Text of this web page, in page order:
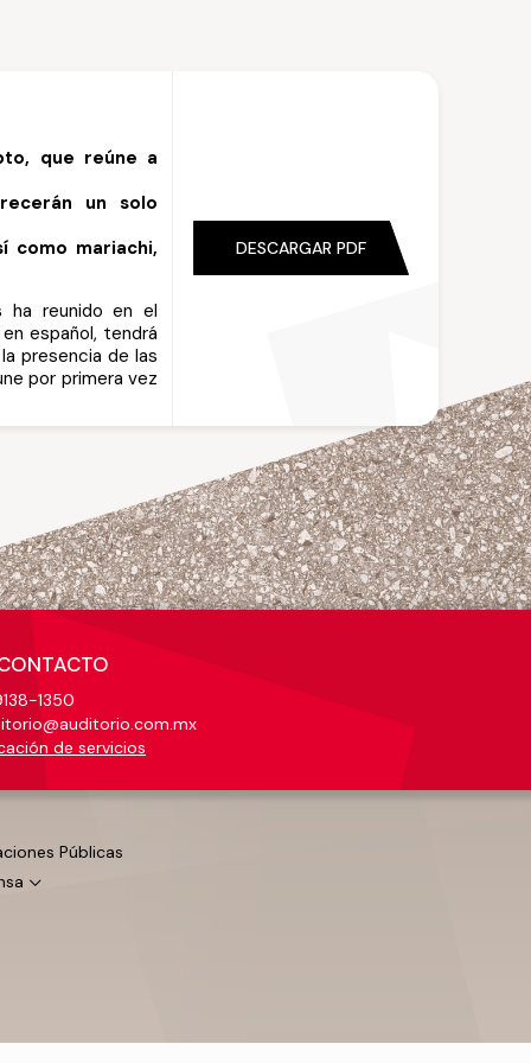
que reúne a
un solo
como mariachi,
ha reunido en el
español, tendrá
presencia de las
por primera vez
DESCARGAR PDF
1350
de servicios
Públicas